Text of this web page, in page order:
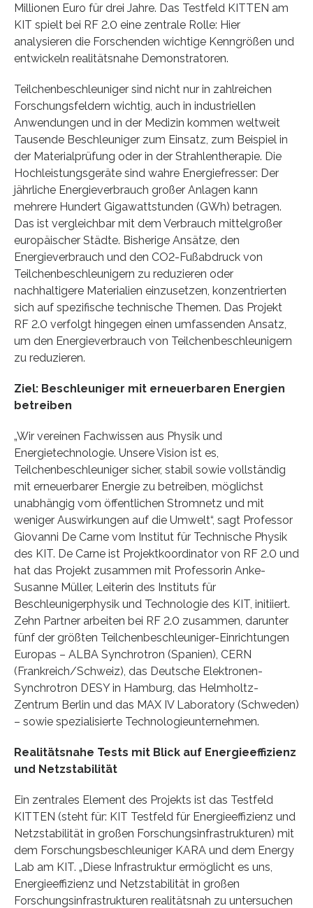
Millionen Euro für drei Jahre. Das Testfeld KITTEN am
KIT spielt bei RF 2.0 eine zentrale Rolle: Hier
analysieren die Forschenden wichtige Kenngrößen und
entwickeln realitätsnahe Demonstratoren.
Teilchenbeschleuniger sind nicht nur in zahlreichen
Forschungsfeldern wichtig, auch in industriellen
Anwendungen und in der Medizin kommen weltweit
Tausende Beschleuniger zum Einsatz, zum Beispiel in
der Materialprüfung oder in der Strahlentherapie. Die
Hochleistungsgeräte sind wahre Energiefresser: Der
jährliche Energieverbrauch großer Anlagen kann
mehrere Hundert Gigawattstunden (GWh) betragen.
Das ist vergleichbar mit dem Verbrauch mittelgroßer
europäischer Städte. Bisherige Ansätze, den
Energieverbrauch und den CO2-Fußabdruck von
Teilchenbeschleunigern zu reduzieren oder
nachhaltigere Materialien einzusetzen, konzentrierten
sich auf spezifische technische Themen. Das Projekt
RF 2.0 verfolgt hingegen einen umfassenden Ansatz,
um den Energieverbrauch von Teilchenbeschleunigern
zu reduzieren.
Ziel: Beschleuniger mit erneuerbaren Energien
betreiben
„Wir vereinen Fachwissen aus Physik und
Energietechnologie. Unsere Vision ist es,
Teilchenbeschleuniger sicher, stabil sowie vollständig
mit erneuerbarer Energie zu betreiben, möglichst
unabhängig vom öffentlichen Stromnetz und mit
weniger Auswirkungen auf die Umwelt“, sagt Professor
Giovanni De Carne vom Institut für Technische Physik
des KIT. De Carne ist Projektkoordinator von RF 2.0 und
hat das Projekt zusammen mit Professorin Anke-
Susanne Müller, Leiterin des Instituts für
Beschleunigerphysik und Technologie des KIT, initiiert.
Zehn Partner arbeiten bei RF 2.0 zusammen, darunter
fünf der größten Teilchenbeschleuniger-Einrichtungen
Europas – ALBA Synchrotron (Spanien), CERN
(Frankreich/Schweiz), das Deutsche Elektronen-
Synchrotron DESY in Hamburg, das Helmholtz-
Zentrum Berlin und das MAX IV Laboratory (Schweden)
– sowie spezialisierte Technologieunternehmen.
Realitätsnahe Tests mit Blick auf Energieeffizienz
und Netzstabilität
Ein zentrales Element des Projekts ist das Testfeld
KITTEN (steht für: KIT Testfeld für Energieeffizienz und
Netzstabilität in großen Forschungsinfrastrukturen) mit
dem Forschungsbeschleuniger KARA und dem Energy
Lab am KIT. „Diese Infrastruktur ermöglicht es uns,
Energieeffizienz und Netzstabilität in großen
Forschungsinfrastrukturen realitätsnah zu untersuchen